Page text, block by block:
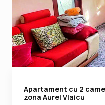
Apartament cu 2
zona Aurel Vlaicu